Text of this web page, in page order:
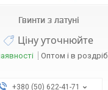
Гвинти з латуні
Ціну уточнюйте
Оптом і в роздріб
+380 (50) 622-41-71